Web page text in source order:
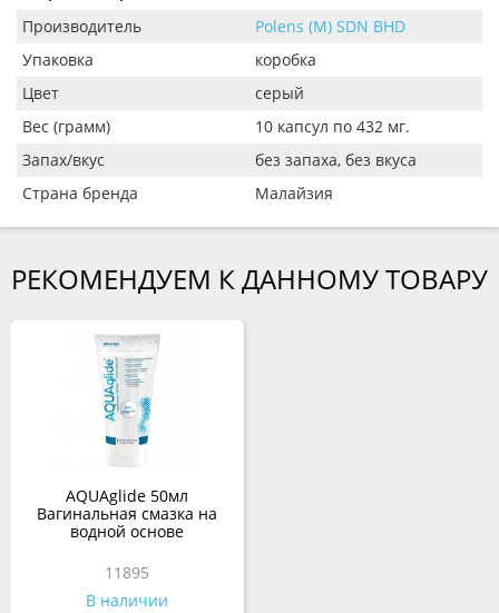
Производитель
Polens (M) SDN BHD
Упаковка
коробка
Цвет
серый
Вес (грамм)
10 капсул по 432 мг.
Запах/вкус
без запаха, без вкуса
Страна бренда
Малайзия
РЕКОМЕНДУЕМ К ДАННОМУ ТОВАРУ
AQUAglide 50мл
Вагинальная смазка на
водной основе
11895
В наличии